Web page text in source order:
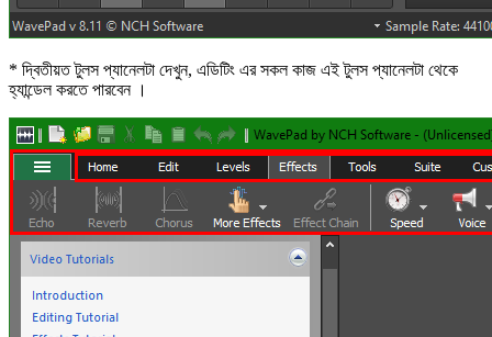
* দ্বিতীয়ত টুলস প্যানেলটা দেখুন, এডিটিং এর সকল কাজ এই টুলস প্যানেলটা থেকে
হ্যান্ডেল করতে পারবেন ।